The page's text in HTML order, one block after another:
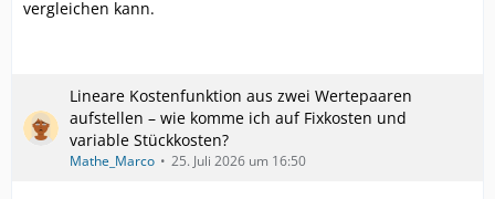
vergleichen kann.
Lineare Kostenfunktion aus zwei Wertepaaren
aufstellen – wie komme ich auf Fixkosten und
variable Stückkosten?
Mathe_Marco 25. Juli 2026 um 16:50